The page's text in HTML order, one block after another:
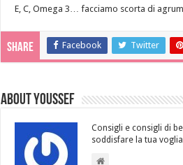
E, C, Omega 3… facciamo scorta di
Share Facebook Twitter
About Youssef
Consigli e consigli di
soddisfare la tua